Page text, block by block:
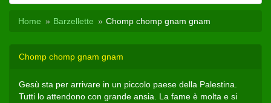
Home Barzellette Chomp chomp gnam gnam
Chomp chomp gnam gnam
Gesù sta per arrivare in un piccolo paese della Palestina.
Tutti lo attendono con grande ansia. La fame è molta e si